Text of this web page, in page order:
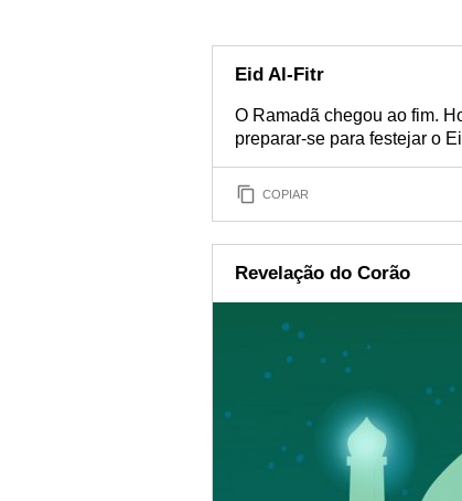
Eid Al-Fitr
O Ramadã chegou ao fim.
preparar-se para festejar o
COPIAR
Revelação do Corão